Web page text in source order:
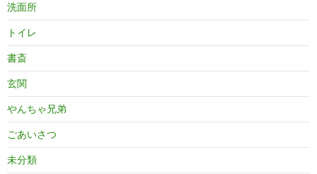
洗面所
トイレ
書斎
玄関
やんちゃ兄弟
ごあいさつ
未分類